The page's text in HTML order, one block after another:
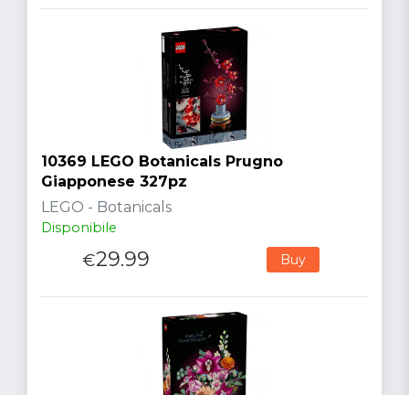
10369 LEGO Botanicals Prugno
Giapponese 327pz
LEGO - Botanicals
Disponibile
€29.99 Buy